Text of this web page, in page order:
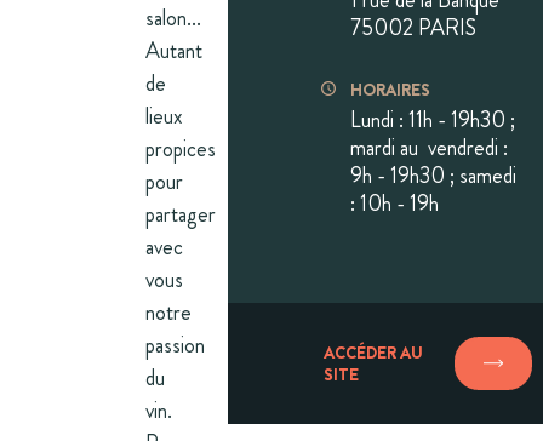
salon...
Autant
de
lieux
propices
pour
partager
avec
vous
notre
passion
du
vin.
75002 PARIS
HORAIRES
Lundi : 11h - 19h30 ;
mardi au vendredi :
9h - 19h30 ; samedi
: 10h - 19h
ACCÉDER AU
SITE